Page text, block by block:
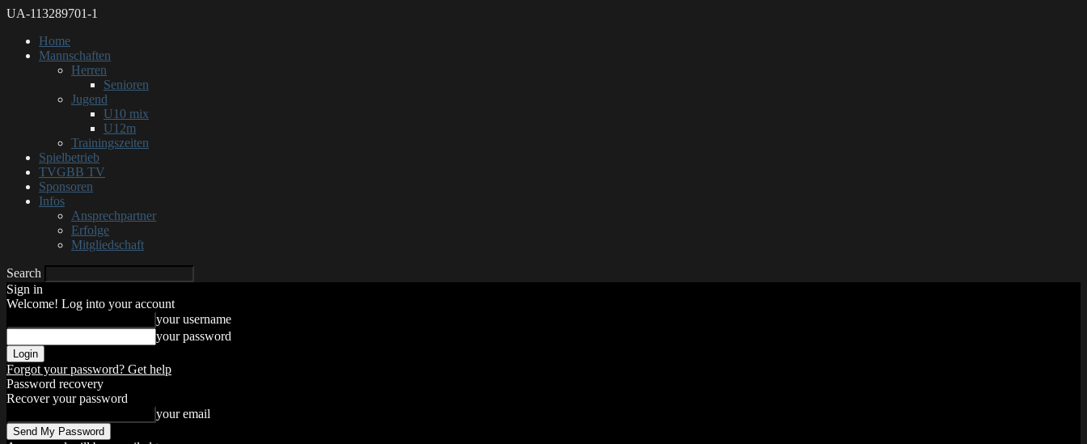
UA-113289701-1
Home
Mannschaften
Herren
Senioren
Jugend
U10 mix
U12m
Trainingszeiten
Spielbetrieb
TVGBB TV
Sponsoren
Infos
Ansprechpartner
Erfolge
Mitgliedschaft
Search
Sign in
Welcome! Log into your account
your username
your password
Forgot your password? Get help
Password recovery
Recover your password
your email